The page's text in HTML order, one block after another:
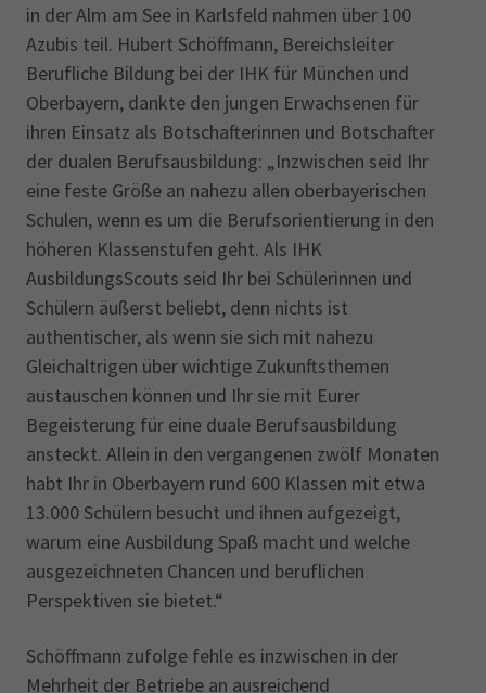
in der Alm am See in Karlsfeld nahmen über 100
Azubis teil. Hubert Schöffmann, Bereichsleiter
Berufliche Bildung bei der IHK für München und
Oberbayern, dankte den jungen Erwachsenen für
ihren Einsatz als Botschafterinnen und Botschafter
der dualen Berufsausbildung: „Inzwischen seid Ihr
eine feste Größe an nahezu allen oberbayerischen
Schulen, wenn es um die Berufsorientierung in den
höheren Klassenstufen geht. Als IHK
AusbildungsScouts seid Ihr bei Schülerinnen und
Schülern äußerst beliebt, denn nichts ist
authentischer, als wenn sie sich mit nahezu
Gleichaltrigen über wichtige Zukunftsthemen
austauschen können und Ihr sie mit Eurer
Begeisterung für eine duale Berufsausbildung
ansteckt. Allein in den vergangenen zwölf Monaten
habt Ihr in Oberbayern rund 600 Klassen mit etwa
13.000 Schülern besucht und ihnen aufgezeigt,
warum eine Ausbildung Spaß macht und welche
ausgezeichneten Chancen und beruflichen
Perspektiven sie bietet.“
Schöffmann zufolge fehle es inzwischen in der
Mehrheit der Betriebe an ausreichend